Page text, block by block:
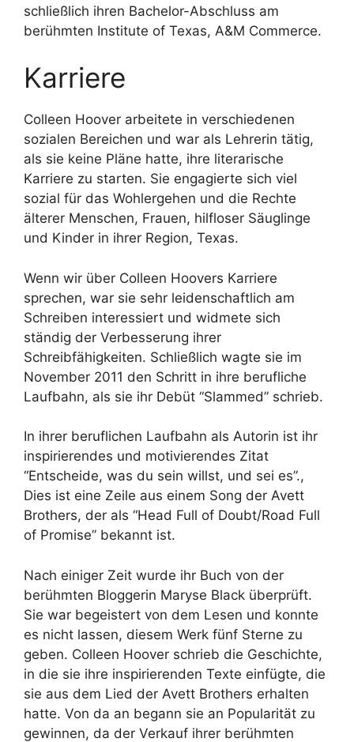
schließlich ihren Bachelor-Abschluss am
berühmten Institute of Texas, A&M Commerce.
Karriere
Colleen Hoover arbeitete in verschiedenen
sozialen Bereichen und war als Lehrerin tätig,
als sie keine Pläne hatte, ihre literarische
Karriere zu starten. Sie engagierte sich viel
sozial für das Wohlergehen und die Rechte
älterer Menschen, Frauen, hilfloser Säuglinge
und Kinder in ihrer Region, Texas.
Wenn wir über Colleen Hoovers Karriere
sprechen, war sie sehr leidenschaftlich am
Schreiben interessiert und widmete sich
ständig der Verbesserung ihrer
Schreibfähigkeiten. Schließlich wagte sie im
November 2011 den Schritt in ihre berufliche
Laufbahn, als sie ihr Debüt “Slammed” schrieb.
In ihrer beruflichen Laufbahn als Autorin ist ihr
inspirierendes und motivierendes Zitat
“Entscheide, was du sein willst, und sei es”.,
Dies ist eine Zeile aus einem Song der Avett
Brothers, der als “Head Full of Doubt/Road Full
of Promise” bekannt ist.
Nach einiger Zeit wurde ihr Buch von der
berühmten Bloggerin Maryse Black überprüft.
Sie war begeistert von dem Lesen und konnte
es nicht lassen, diesem Werk fünf Sterne zu
geben. Colleen Hoover schrieb die Geschichte,
in die sie ihre inspirierenden Texte einfügte, die
sie aus dem Lied der Avett Brothers erhalten
hatte. Von da an begann sie an Popularität zu
gewinnen, da der Verkauf ihrer berühmten